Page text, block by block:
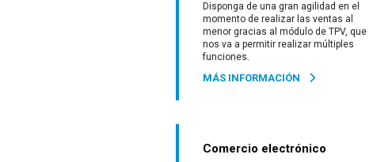
Disponga de una gran agilidad en el
momento de realizar las ventas al
menor gracias al módulo de TPV, que
nos va a permitir realizar múltiples
funciones.
MÁS INFORMACIÓN
Comercio electrónico